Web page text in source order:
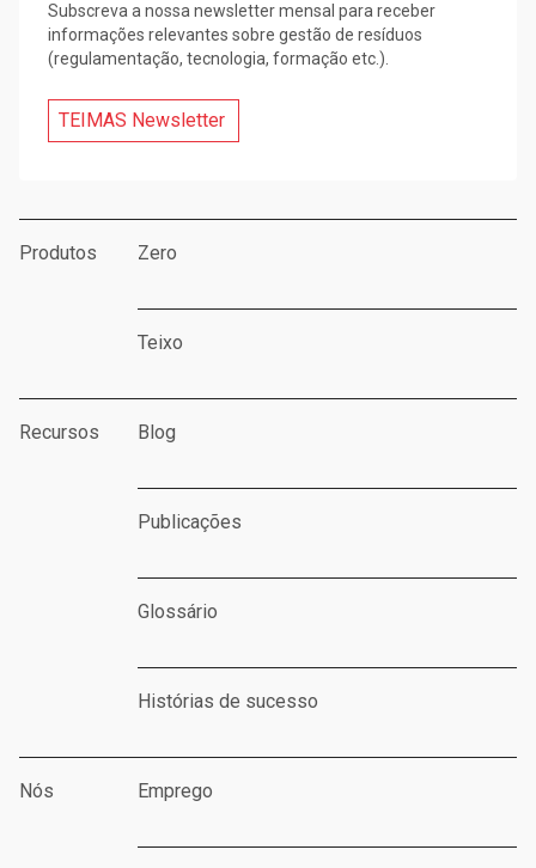
Subscreva a nossa newsletter mensal para receber
informações relevantes sobre gestão de resíduos
(regulamentação, tecnologia, formação etc.).
TEIMAS Newsletter
Produtos Zero
Teixo
Recursos Blog
Publicações
Glossário
Histórias de sucesso
Nós Emprego